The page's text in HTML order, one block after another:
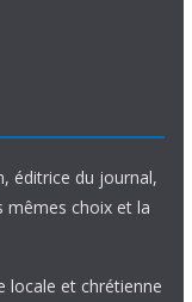
éditrice du journal,
mêmes choix et la
locale et chrétienne